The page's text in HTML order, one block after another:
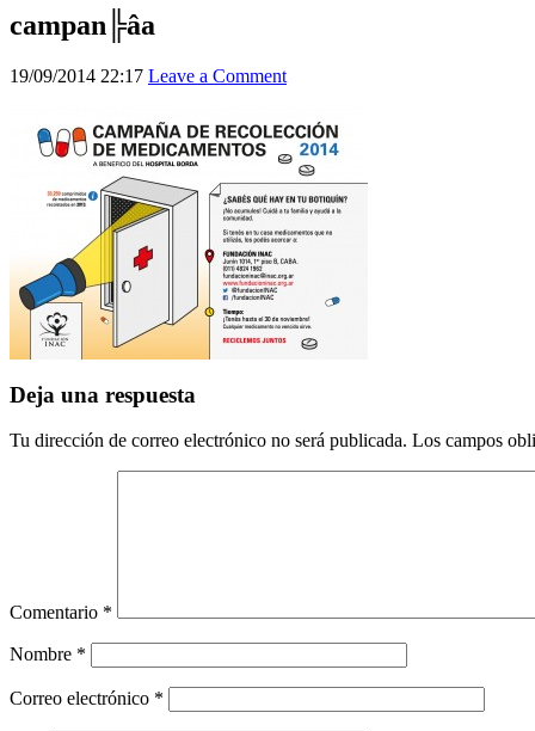
campan╠âa
19/09/2014 22:17 Leave a Comment
Deja una respuesta
Tu dirección de correo electrónico no será publicada. Los campos
Comentario *
Nombre *
Correo electrónico *